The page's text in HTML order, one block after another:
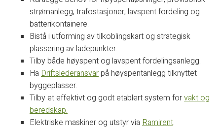
strømanlegg, trafostasjoner, lavspent fordeling og
batterikontainere.
Bistå i utforming av tilkoblingskart og strategisk
plassering av ladepunkter.
Tilby både høyspent og lavspent fordelingsanlegg.
Ha Driftslederansvarpå høyspentanlegg tilknyttet
byggeplasser.
Tilby et effektivt og godt etablert system forvakt og
beredskap.
Elektriske maskiner og utstyr via Ramirent.